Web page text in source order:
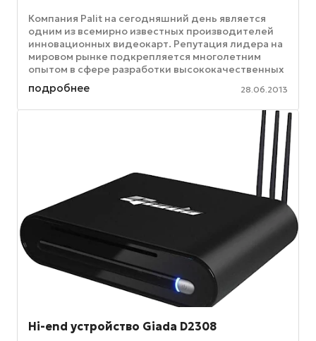
Компания Palit на сегодняшний день является
одним из всемирно известных производителей
инновационных видеокарт. Репутация лидера на
мировом рынке подкрепляется многолетним
опытом в сфере разработки высококачественных
графических адаптеров: компания ...
подробнее 28.06.2013
Hi-end устройство Giada D2308